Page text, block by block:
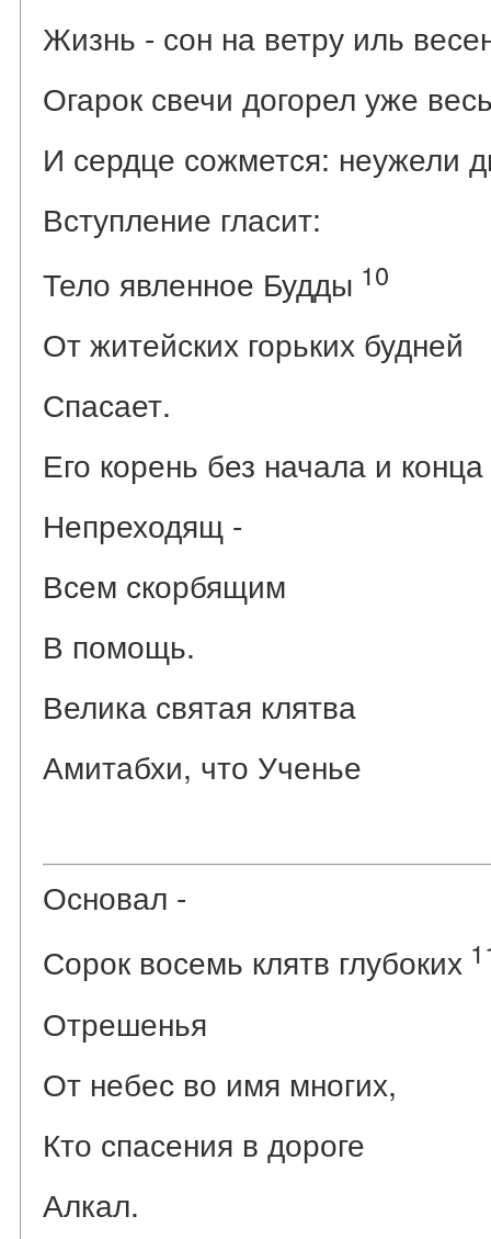
Жизнь - сон на ветру иль
Огарок свечи догорел уже
И сердце сожмется: неужели
Вступление гласит:
Тело явленное Будды 10
От житейских горьких будней
Спасает.
Его корень без начала и
Непреходящ -
Всем скорбящим
В помощь.
Велика святая клятва
Амитабхи, что Ученье
Основал -
Сорок восемь клятв глубоких
Отрешенья
От небес во имя многих,
Кто спасения в дороге
Алкал.